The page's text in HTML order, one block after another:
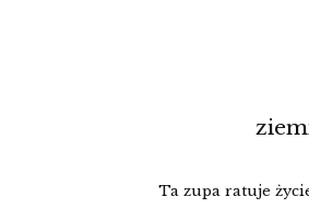
Ta zupa ratuje